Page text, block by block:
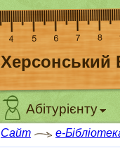
Херсонський
Абітурієнту
Сайт e-